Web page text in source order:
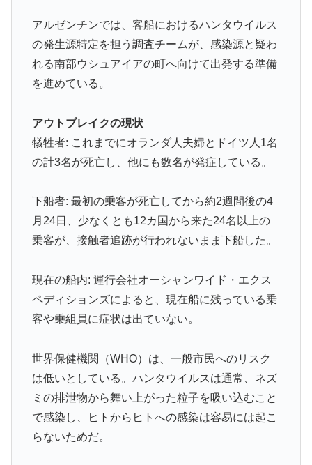
足らずで撤回された理由【海外の反応・解説】
【海外の反応】アルゼンチン協会、FIFA会長に断固たる
支持を表明「隠す気もないんだなｗ」
▶ 海外「消火栓もフェイクだから消防士が右往左往する中
国www」
揺れの中でも患者を守った医師たちの対応ぶりに海外大
▶ 韓国人「大韓航空の熊本地震飲料水支援に対する日本人
▶ フランス人「欲張りすぎだ」中村敬斗、ランス残留の可
能性を会長が示唆！移籍金が交渉の壁に..現地サポの本
の湖「肝心の場面で毎回カメラが逃げる」【海外の反
応】
▶
韓国人「日本のアニメ業界で100年続いている暗黙の伝
▶
韓国人「大韓航空の熊本地震飲料水支援に対する日本人
アルゼンチンでは、客船におけるハンタウイルス
の発生源特定を担う調査チームが、感染源と疑わ
れる南部ウシュアイアの町へ向けて出発する準備
を進めている。
アウトブレイクの現状
犠牲者: これまでにオランダ人夫婦とドイツ人1名
の計3名が死亡し、他にも数名が発症している。
下船者: 最初の乗客が死亡してから約2週間後の4
月24日、少なくとも12カ国から来た24名以上の
乗客が、接触者追跡が行われないまま下船した。
現在の船内: 運行会社オーシャンワイド・エクス
ペディションズによると、現在船に残っている乗
客や乗組員に症状は出ていない。
世界保健機関（WHO）は、一般市民へのリスク
は低いとしている。ハンタウイルスは通常、ネズ
ミの排泄物から舞い上がった粒子を吸い込むこと
で感染し、ヒトからヒトへの感染は容易には起こ
らないためだ。